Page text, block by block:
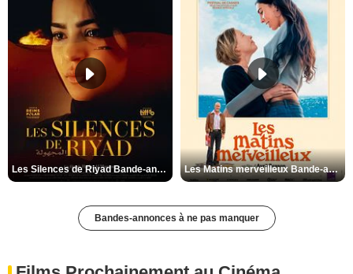
Les Silences de Riyad Bande-annonce VO STFR Les Matins merveilleux Bande-annonce VF
Bandes-annonces à ne pas manquer